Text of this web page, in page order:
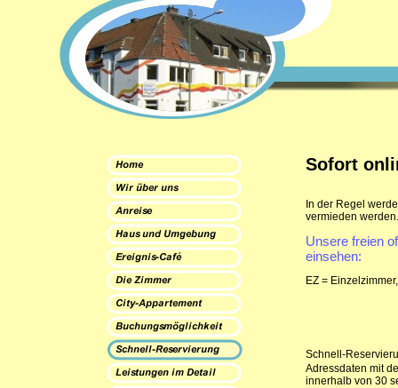
Sofort
In der Regel
vermieden
Unsere freien
einsehen:
EZ =
Schnell-
Adressdaten mit
innerhalb von 30